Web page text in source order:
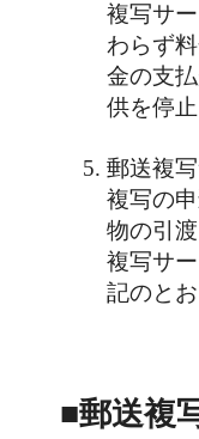
複写サ
わらず
金の支
供を停止
郵送複
複写の
物の引
複写サ
記のとお
■郵送複